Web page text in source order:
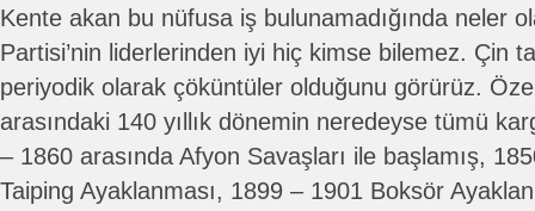
Kente akan bu nüfusa iş bulunamadığında neler
Partisi’nin liderlerinden iyi hiç kimse bilemez. Çin
periyodik olarak çöküntüler olduğunu görürüz.
arasındaki 140 yıllık dönemin neredeyse tümü
– 1860 arasında Afyon Savaşları ile başlamış,
Taiping Ayaklanması, 1899 – 1901 Boksör